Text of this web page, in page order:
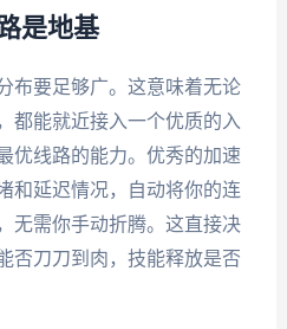
是地基
布要足够广。这意味着无论
都能就近接入一个优质的入
优线路的能力。优秀的加速
和延迟情况，自动将你的连
无需你手动折腾。这直接决
否刀刀到肉，技能释放是否